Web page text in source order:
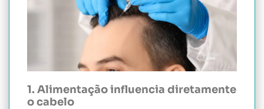
1. Alimentação influencia diretamente
o cabelo